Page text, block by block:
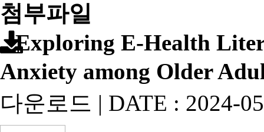
첨부파일
Exploring E-Health
Anxiety among Older
다운로드 | DATE : 2024-